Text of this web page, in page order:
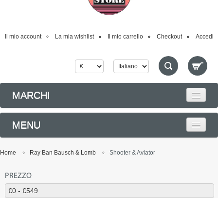
Il mio account La mia wishlist Il mio carrello Checkout Accedi
MARCHI
MENU
Home Ray Ban Bausch & Lomb Shooter & Aviator
PREZZO